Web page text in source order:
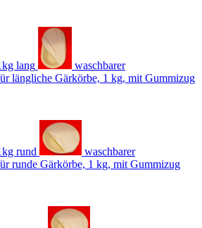
lang
waschbarer
längliche Gärkörbe, 1 kg, mit Gummizug
rund
waschbarer
runde Gärkörbe, 1 kg, mit Gummizug